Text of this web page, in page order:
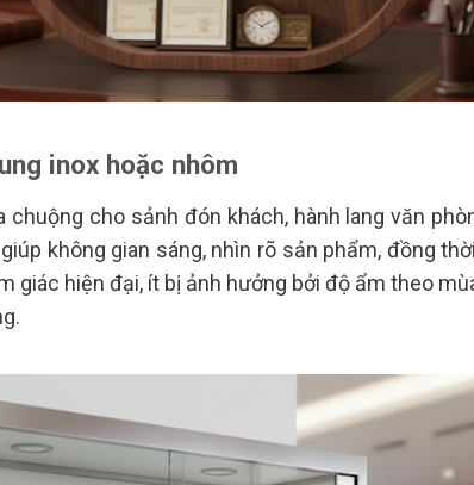
inox hoặc nhôm
cho sảnh đón khách, hành lang văn
không gian sáng, nhìn rõ sản phẩm, đồng
giác hiện đại, ít bị ảnh hưởng bởi độ ẩm theo